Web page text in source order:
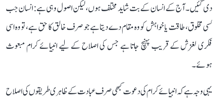
دی گئیں۔ آج کے انسان کے بت شاید مختلف ہوں، لیکن اصول وہی ہے: انسان جب
کسی مخلوق، طاقت یا خواہش کو وہ مقام دے دیتا ہے جو صرف خالق کا حق ہے، تو وہ اسی
فکری لغزش کے قریب پہنچ جاتا ہے جس کی اصلاح کے لیے انبیائے کرام مبعوث
ہوئے۔
یہی وجہ ہے کہ انبیائے کرام کی دعوت کبھی صرف عبادت کے ظاہری طریقوں کی اصلاح